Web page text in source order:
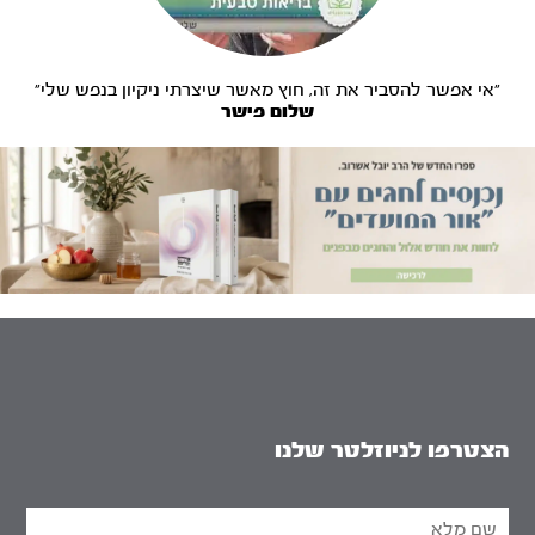
"אי אפשר להסביר את זה, חוץ מאשר שיצרתי ניקיון בנפש שלי"
שלום פישר
הצטרפו לניוזלטר שלנו